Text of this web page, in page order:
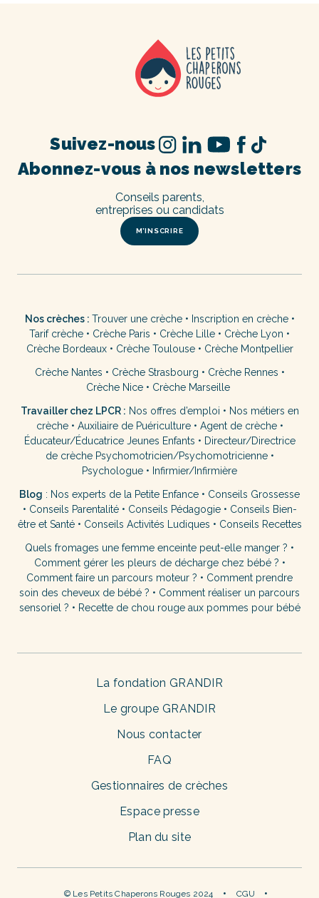
Abonnez-vous à nos newsletters
M’INSCRIRE
Conseils parents,
entreprises ou candidats
Suivez-nous
Nos crèches : Trouver une crèche• Inscription en crèche•
Tarif crèche • Crèche Paris • Crèche Lille • Crèche Lyon •
Crèche Bordeaux• Crèche Toulouse• Crèche Montpellier
Crèche Nantes • Crèche Strasbourg • Crèche Rennes •
Crèche Nice • Crèche Marseille
Travailler chez LPCR : Nos offres d’emploi • Nos métiers en
crèche• Auxiliaire de Puériculture• Agent de crèche•
Éducateur/Éducatrice Jeunes Enfants • Directeur/Directrice
de crèche Psychomotricien/Psychomotricienne•
Psychologue • Infirmier/Infirmière
Blog : Nos experts de la Petite Enfance • Conseils Grossesse
• Conseils Parentalité• Conseils Pédagogie• Conseils Bien-
être et Santé• Conseils Activités Ludiques • Conseils Recettes
Quels fromages une femme enceinte peut-elle manger ? •
Comment gérer les pleurs de décharge chez bébé ? •
Comment faire un parcours moteur ? • Comment prendre
soin des cheveux de bébé ? • Comment réaliser un parcours
sensoriel ? • Recette de chou rouge aux pommes pour bébé
La fondation GRANDIR
Le groupe GRANDIR
Nous contacter
FAQ
Gestionnaires de crèches
Espace presse
Plan du site
© Les Petits Chaperons Rouges 2024 CGU